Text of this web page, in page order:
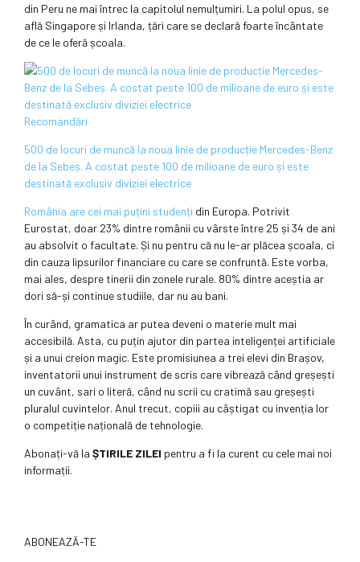
din Peru ne mai întrec la capitolul nemulțumiri. La polul opus, se
află Singapore și Irlanda, țări care se declară foarte încântate
de ce le oferă școala.
Recomandări
500 de locuri de muncă la noua linie de producție Mercedes-Benz
de la Sebeș. A costat peste 100 de milioane de euro și este
destinată exclusiv diviziei electrice
România are cei mai puțini studenți din Europa. Potrivit
Eurostat, doar 23% dintre românii cu vârste între 25 și 34 de ani
au absolvit o facultate. Și nu pentru că nu le-ar plăcea școala, ci
din cauza lipsurilor financiare cu care se confruntă. Este vorba,
mai ales, despre tinerii din zonele rurale. 80% dintre aceștia ar
dori să-și continue studiile, dar nu au bani.
În curând, gramatica ar putea deveni o materie mult mai
accesibilă. Asta, cu puțin ajutor din partea inteligenței artificiale
și a unui creion magic. Este promisiunea a trei elevi din Brașov,
inventatorii unui instrument de scris care vibrează când greșești
un cuvânt, sari o literă, când nu scrii cu cratimă sau greșești
pluralul cuvintelor. Anul trecut, copiii au câștigat cu invenția lor
o competiție națională de tehnologie.
Abonați-vă la ȘTIRILE ZILEI pentru a fi la curent cu cele mai noi
informații.
ABONEAZĂ-TE